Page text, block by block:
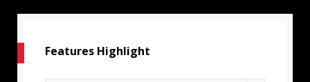
Features Highlight